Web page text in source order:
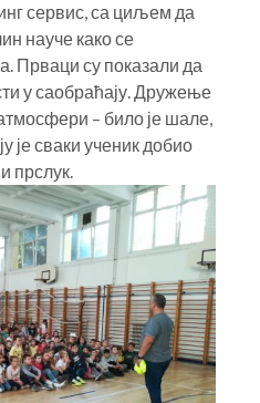
сервис, са циљем да
науче како се
Прваци су показали да
у саобраћају. Дружење
– било је шале,
је сваки ученик добио
прслук.